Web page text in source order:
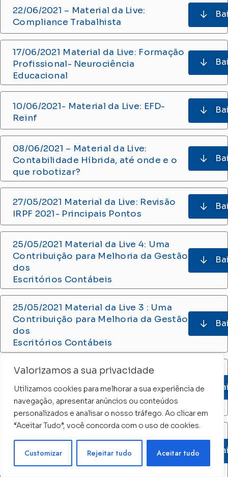
Valorizamos a sua privacidade
Utilizamos cookies para melhorar a sua experiência de
navegação, apresentar anúncios ou conteúdos
personalizados e analisar o nosso tráfego. Ao clicar em
“Aceitar Tudo”, você concorda com o uso de cookies.
Customizar Rejeitar tudo Aceitar tudo
22/06/2021 – Material da Live:
Compliance Trabalhista
17/06/2021 Material da Live: Formação
Profissional- Neurociência
Educacional
10/06/2021- Material da Live: EFD-
Reinf
08/06/2021 – Material da Live:
Contabilidade Híbrida, até onde e o
que robotizar?
27/05/2021 Material da Live: Revisão
IRPF 2021- Principais Pontos
25/05/2021 Material da Live 4: Uma
Contribuição para Melhoria da Gestão
dos
Escritórios Contábeis
25/05/2021 Material da Live 3 : Uma
Contribuição para Melhoria da Gestão
dos
Escritórios Contábeis
25/05/2021 Material da Live 2: Uma
Contribuição para Melhoria da Gestão
dos
Escritórios Contábeis
dos
Escritórios Contábeis
Precisa de ajuda ?